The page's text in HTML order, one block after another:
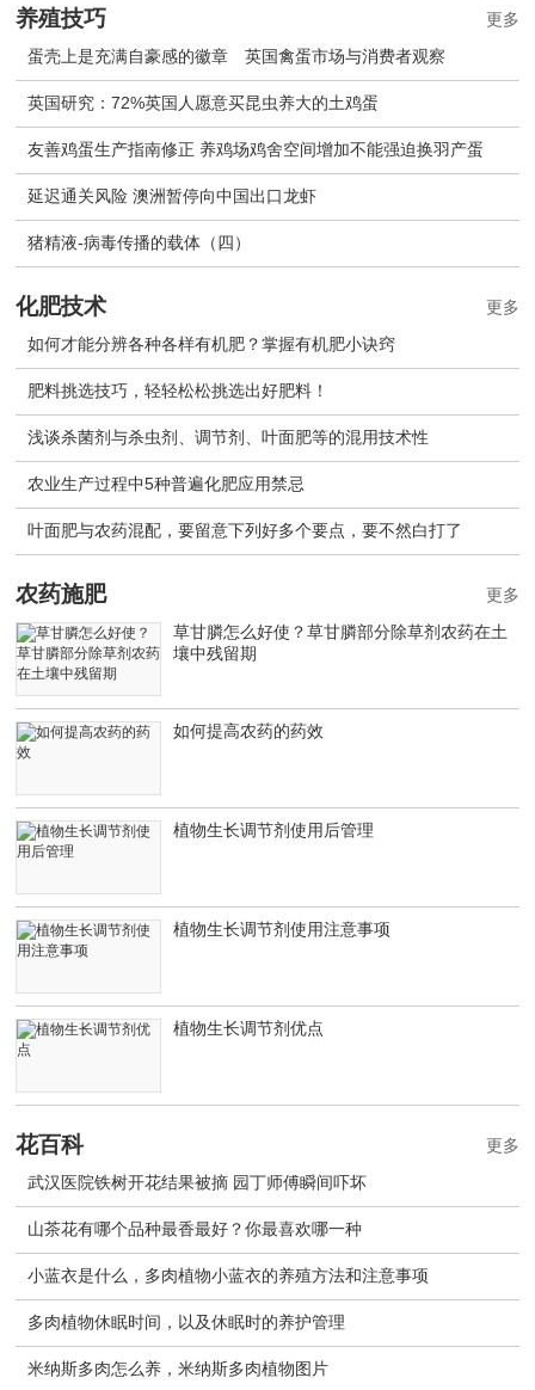
养殖技巧
蛋壳上是充满自豪感的徽章 英国禽蛋市场与消费者观察
英国研究：72%英国人愿意买昆虫养大的土鸡蛋
友善鸡蛋生产指南修正 养鸡场鸡舍空间增加不能强迫换羽产蛋
延迟通关风险 澳洲暂停向中国出口龙虾
猪精液-病毒传播的载体（四）
更多
化肥技术
如何才能分辨各种各样有机肥？掌握有机肥小诀窍
肥料挑选技巧，轻轻松松挑选出好肥料！
浅谈杀菌剂与杀虫剂、调节剂、叶面肥等的混用技术性
农业生产过程中5种普遍化肥应用禁忌
叶面肥与农药混配，要留意下列好多个要点，要不然白打了
更多
农药施肥
草甘膦怎么好使？草甘膦部分除草剂农药在土
壤中残留期
如何提高农药的药效
植物生长调节剂使用后管理
植物生长调节剂使用注意事项
植物生长调节剂优点
更多
花百科
武汉医院铁树开花结果被摘 园丁师傅瞬间吓坏
山茶花有哪个品种最香最好？你最喜欢哪一种
小蓝衣是什么，多肉植物小蓝衣的养殖方法和注意事项
多肉植物休眠时间，以及休眠时的养护管理
米纳斯多肉怎么养，米纳斯多肉植物图片
更多